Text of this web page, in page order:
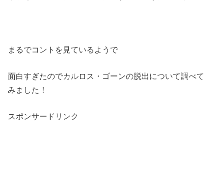
まるでコントを見ているようで
面白すぎたのでカルロス・ゴーンの脱出について調べて
みました！
スポンサードリンク